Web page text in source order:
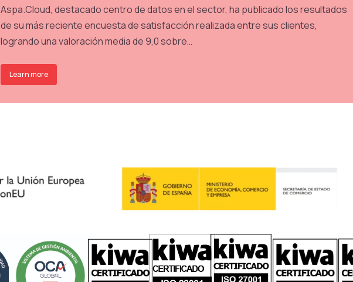
Aspa.Cloud, destacado centro de datos en el sector, ha publicado los resultados
de su más reciente encuesta de satisfacción realizada entre sus clientes,
logrando una valoración media de 9,0 sobre…
Learn more